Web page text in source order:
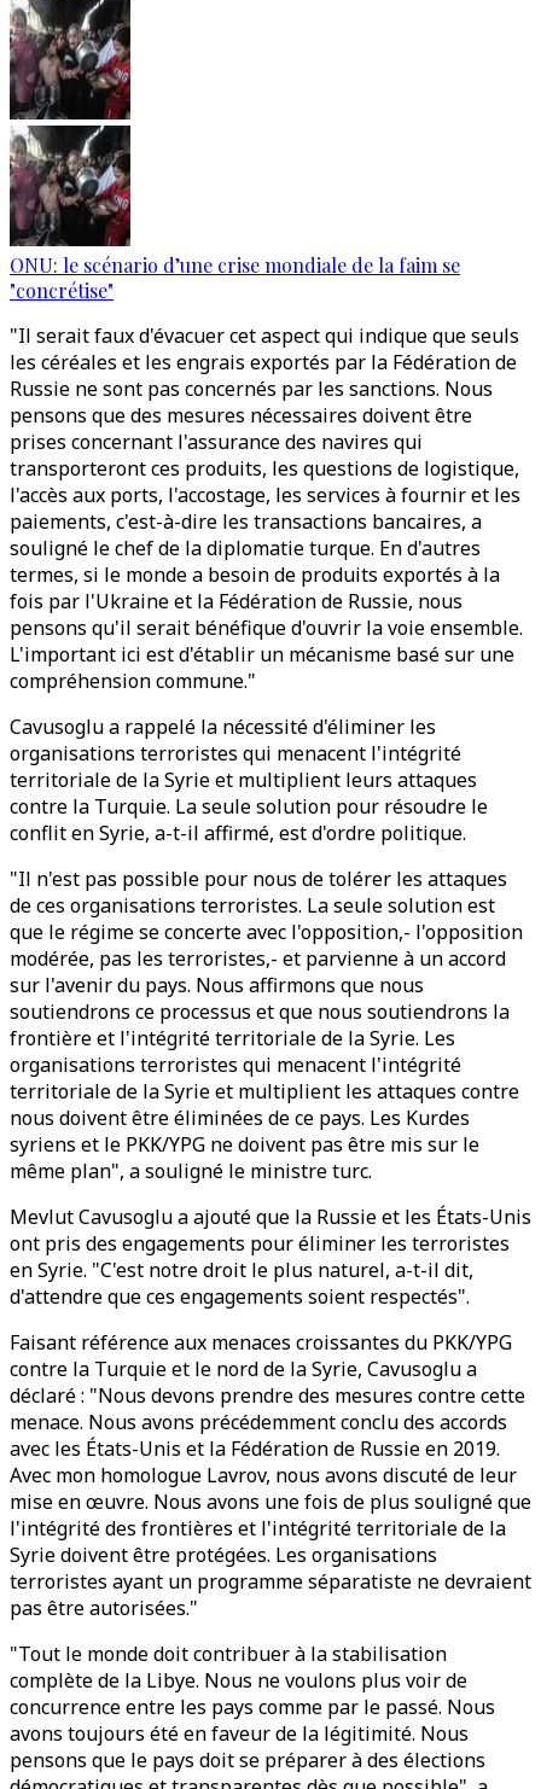
ONU: le scénario d’une crise mondiale de la faim se
"concrétise"
"Il serait faux d'évacuer cet aspect qui indique que seuls
les céréales et les engrais exportés par la Fédération de
Russie ne sont pas concernés par les sanctions. Nous
pensons que des mesures nécessaires doivent être
prises concernant l'assurance des navires qui
transporteront ces produits, les questions de logistique,
l'accès aux ports, l'accostage, les services à fournir et les
paiements, c'est-à-dire les transactions bancaires, a
souligné le chef de la diplomatie turque. En d'autres
termes, si le monde a besoin de produits exportés à la
fois par l'Ukraine et la Fédération de Russie, nous
pensons qu'il serait bénéfique d'ouvrir la voie ensemble.
L'important ici est d'établir un mécanisme basé sur une
compréhension commune."
Cavusoglu a rappelé la nécessité d'éliminer les
organisations terroristes qui menacent l'intégrité
territoriale de la Syrie et multiplient leurs attaques
contre la Turquie. La seule solution pour résoudre le
conflit en Syrie, a-t-il affirmé, est d'ordre politique.
"Il n'est pas possible pour nous de tolérer les attaques
de ces organisations terroristes. La seule solution est
que le régime se concerte avec l'opposition,- l'opposition
modérée, pas les terroristes,- et parvienne à un accord
sur l'avenir du pays. Nous affirmons que nous
soutiendrons ce processus et que nous soutiendrons la
frontière et l'intégrité territoriale de la Syrie. Les
organisations terroristes qui menacent l'intégrité
territoriale de la Syrie et multiplient les attaques contre
nous doivent être éliminées de ce pays. Les Kurdes
syriens et le PKK/YPG ne doivent pas être mis sur le
même plan", a souligné le ministre turc.
Mevlut Cavusoglu a ajouté que la Russie et les États-Unis
ont pris des engagements pour éliminer les terroristes
en Syrie. "C'est notre droit le plus naturel, a-t-il dit,
d'attendre que ces engagements soient respectés".
Faisant référence aux menaces croissantes du PKK/YPG
contre la Turquie et le nord de la Syrie, Cavusoglu a
déclaré : "Nous devons prendre des mesures contre cette
menace. Nous avons précédemment conclu des accords
avec les États-Unis et la Fédération de Russie en 2019.
Avec mon homologue Lavrov, nous avons discuté de leur
mise en œuvre. Nous avons une fois de plus souligné que
l'intégrité des frontières et l'intégrité territoriale de la
Syrie doivent être protégées. Les organisations
terroristes ayant un programme séparatiste ne devraient
pas être autorisées."
"Tout le monde doit contribuer à la stabilisation
complète de la Libye. Nous ne voulons plus voir de
concurrence entre les pays comme par le passé. Nous
avons toujours été en faveur de la légitimité. Nous
pensons que le pays doit se préparer à des élections